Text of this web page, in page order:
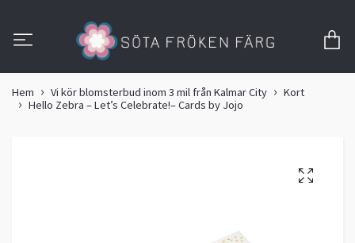
Hem Vi kör blomsterbud inom 3 mil från Kalmar City
Kort
Hello Zebra – Let’s Celebrate!– Cards by Jojo